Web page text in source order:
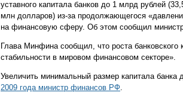
уставного капитала банков до 1 млрд рублей
млн долларов) из-за продолжающегося
на финансовую сферу. Об этом сообщил
Глава Минфина сообщил, что роста банковского
стабильности в мировом финансовом секторе».
Увеличить минимальный размер капитала банка
2009 года министр финансов РФ.